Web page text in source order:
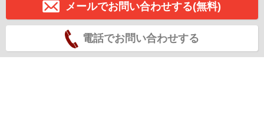
メールでお問い合わせする(無料)
電話でお問い合わせする